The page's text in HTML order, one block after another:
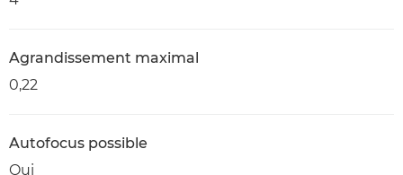
Agrandissement maximal
0,22
Autofocus possible
Oui